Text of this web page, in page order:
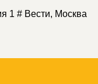
1 # Вести, Москва